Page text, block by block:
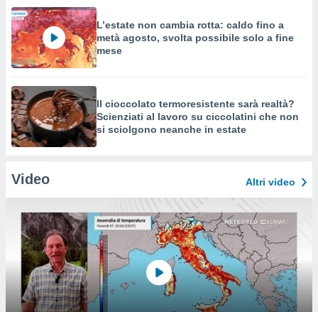
L’estate non cambia rotta: caldo fino a
metà agosto, svolta possibile solo a fine
mese
Il cioccolato termoresistente sarà realtà?
Scienziati al lavoro su ciccolatini che non
si sciolgono neanche in estate
Video Altri video